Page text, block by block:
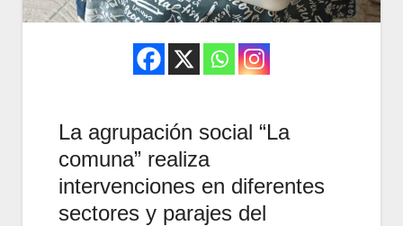
La agrupación social “La
comuna” realiza
intervenciones en diferentes
sectores y parajes del